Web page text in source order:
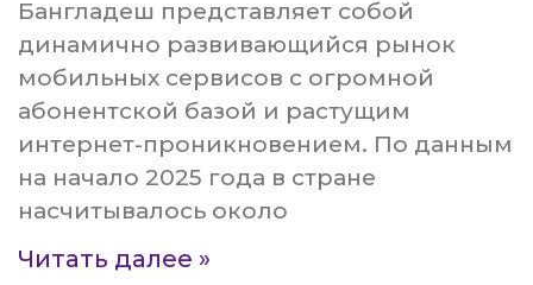
Бангладеш представляет собой
динамично развивающийся рынок
мобильных сервисов с огромной
абонентской базой и растущим
интернет-проникновением. По данным
на начало 2025 года в стране
насчитывалось около
Читать далее »